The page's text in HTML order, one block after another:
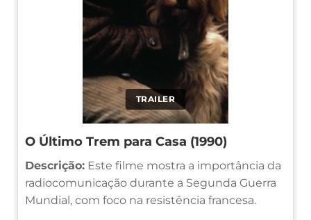
TRAILER
O Último Trem para Casa (1990)
Descrição: Este filme mostra a importância da
radiocomunicação durante a Segunda Guerra
Mundial, com foco na resistência francesa.